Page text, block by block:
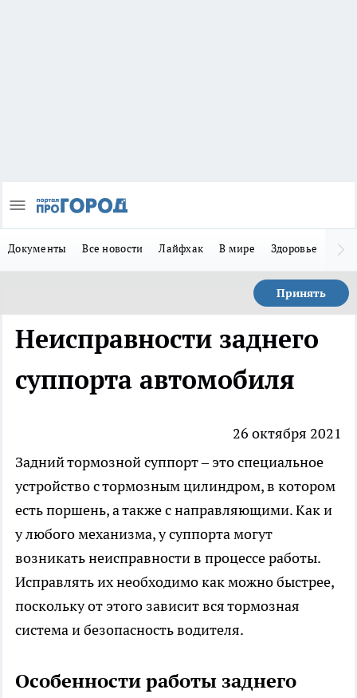
Документы Все новости Лайфхак В мире Здоровье
Принять
Неисправности заднего
суппорта автомобиля
26 октября 2021
Задний тормозной суппорт – это специальное
устройство с тормозным цилиндром, в котором
есть поршень, а также с направляющими. Как и
у любого механизма, у суппорта могут
возникать неисправности в процессе работы.
Исправлять их необходимо как можно быстрее,
поскольку от этого зависит вся тормозная
система и безопасность водителя.
Особенности работы заднего